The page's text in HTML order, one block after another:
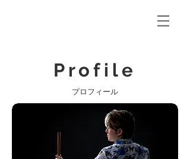
Profile
​プロフィール